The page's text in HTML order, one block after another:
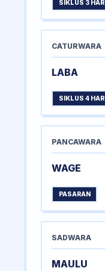
SIKLUS 3 HARI
CATURWARA
LABA
SIKLUS 4 HARI
PANCAWARA
WAGE
PASARAN
SADWARA
MAULU